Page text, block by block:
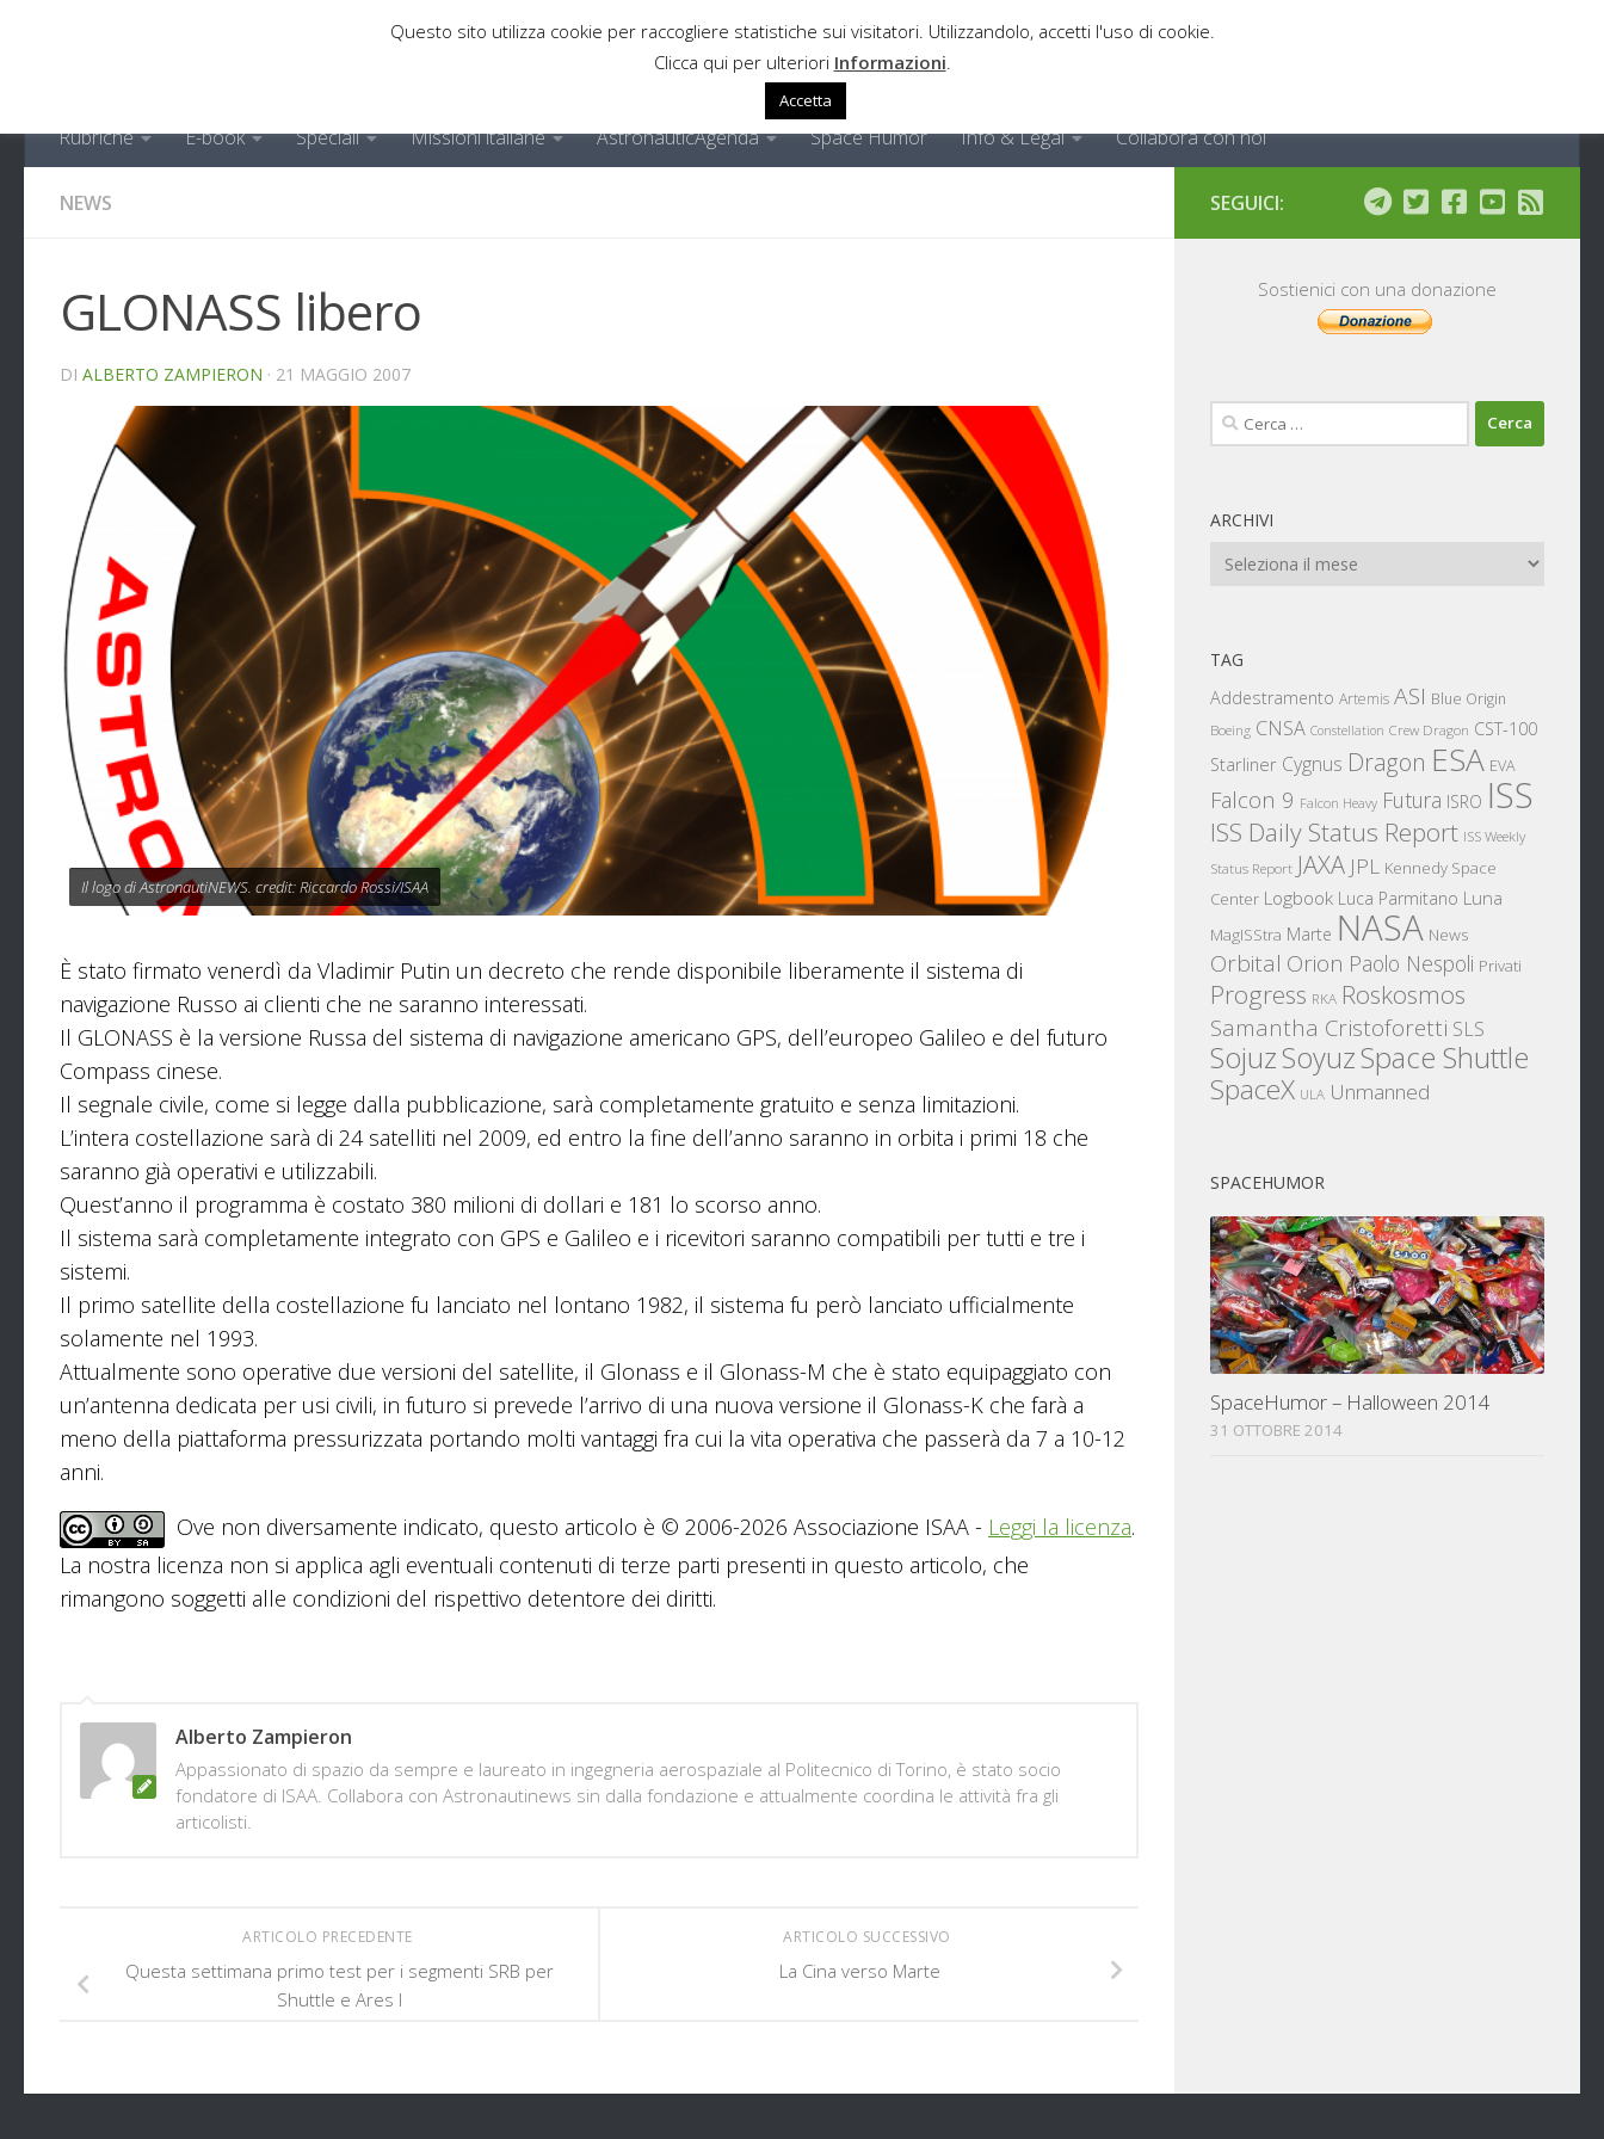
Rubriche E-book Speciali Missioni italiane AstronauticAgenda Space Humor Info & Legal Collabora con noi
NEWS
GLONASS libero
DI ALBERTO ZAMPIERON · 21 MAGGIO 2007
Il logo di AstronautiNEWS. credit: Riccardo Rossi/ISAA
È stato firmato venerdì da Vladimir Putin un decreto che rende disponibile liberamente il sistema di
navigazione Russo ai clienti che ne saranno interessati.
Il GLONASS è la versione Russa del sistema di navigazione americano GPS, dell’europeo Galileo e del futuro
Compass cinese.
Il segnale civile, come si legge dalla pubblicazione, sarà completamente gratuito e senza limitazioni.
L’intera costellazione sarà di 24 satelliti nel 2009, ed entro la fine dell’anno saranno in orbita i primi 18 che
saranno già operativi e utilizzabili.
Quest’anno il programma è costato 380 milioni di dollari e 181 lo scorso anno.
Il sistema sarà completamente integrato con GPS e Galileo e i ricevitori saranno compatibili per tutti e tre i
sistemi.
Il primo satellite della costellazione fu lanciato nel lontano 1982, il sistema fu però lanciato ufficialmente
solamente nel 1993.
Attualmente sono operative due versioni del satellite, il Glonass e il Glonass-M che è stato equipaggiato con
un’antenna dedicata per usi civili, in futuro si prevede l’arrivo di una nuova versione il Glonass-K che farà a
meno della piattaforma pressurizzata portando molti vantaggi fra cui la vita operativa che passerà da 7 a 10-12
anni.
Ove non diversamente indicato, questo articolo è © 2006-2026 Associazione ISAA - Leggi la licenza.
La nostra licenza non si applica agli eventuali contenuti di terze parti presenti in questo articolo, che
rimangono soggetti alle condizioni del rispettivo detentore dei diritti.
Alberto Zampieron
Appassionato di spazio da sempre e laureato in ingegneria aerospaziale al Politecnico di Torino, è stato socio
fondatore di ISAA. Collabora con Astronautinews sin dalla fondazione e attualmente coordina le attività fra gli
articolisti.
ARTICOLO SUCCESSIVO
La Cina verso Marte
ARTICOLO PRECEDENTE
Questa settimana primo test per i segmenti SRB per
Shuttle e Ares I
SEGUICI:
Sostienici con una donazione
Ricerca
per:
ARCHIVI
Archivi
TAG
Addestramento Artemis ASI Blue Origin
Boeing CNSA Constellation Crew Dragon CST-100
Starliner Cygnus Dragon ESA EVA
Falcon 9 Falcon Heavy Futura ISRO ISS
ISS Daily Status Report ISS Weekly
Status Report JAXA JPL Kennedy Space
Center Logbook Luca Parmitano Luna
MagISStra Marte NASA News
Orbital Orion Paolo Nespoli Privati
Progress RKA Roskosmos
Samantha Cristoforetti SLS
SojuzSoyuzSpace Shuttle
SpaceX ULA Unmanned
SPACEHUMOR
SpaceHumor – Halloween 2014
31 OTTOBRE 2014
Questo sito utilizza cookie per raccogliere statistiche sui visitatori. Utilizzandolo, accetti l'uso di cookie.
Clicca qui per ulteriori Informazioni
Accetta